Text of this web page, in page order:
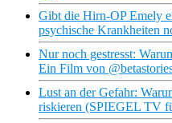
Gibt die Hirn-OP Emely
psychische Krankheiten
Nur noch gestresst:
Ein Film von
Lust an der Gefahr:
riskieren (SPIEGEL TV